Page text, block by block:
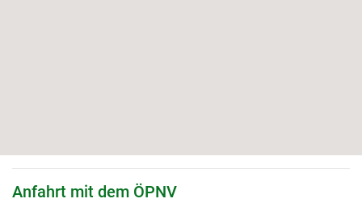
Anfahrt mit dem ÖPNV